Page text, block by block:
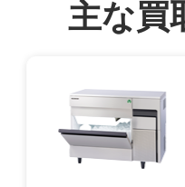
主な買